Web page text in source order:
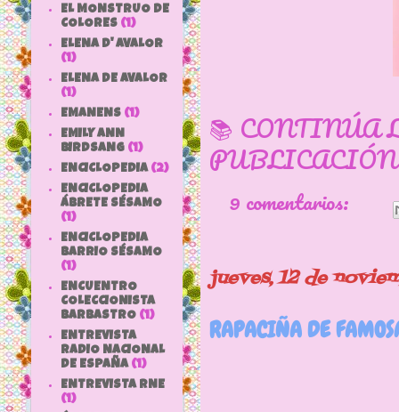
📚 CONTINÚA
9 comentarios:
jueves, 12 de
RAPACIÑA DE
EL MONSTRUO DE
COLORES (1)
ELENA D' AVALOR
(1)
ELENA DE AVALOR
(1)
EMANENS (1)
EMILY ANN
BIRDSANG (1)
ENCICLOPEDIA (2)
ENCICLOPEDIA
ÁBRETE SÉSAMO
(1)
ENCICLOPEDIA
BARRIO SÉSAMO
(1)
ENCUENTRO
COLECCIONISTA
BARBASTRO (1)
ENTREVISTA
RADIO NACIONAL
DE ESPAÑA (1)
ENTREVISTA RNE
(1)